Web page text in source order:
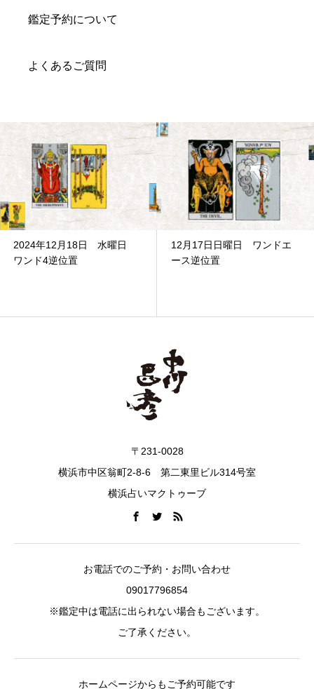
鑑定予約について
よくあるご質問
12月17日日曜日 ワンドエ
ース逆位置
2月8日木曜日ワンド3逆位置
〒231-0028
横浜市中区翁町2-8-6 第二東里ビル314号室
横浜占いマクトゥーブ
お電話でのご予約・お問い合わせ
09017796854
※鑑定中は電話に出られない場合もございます。
ご了承ください。
ホームページからもご予約可能です